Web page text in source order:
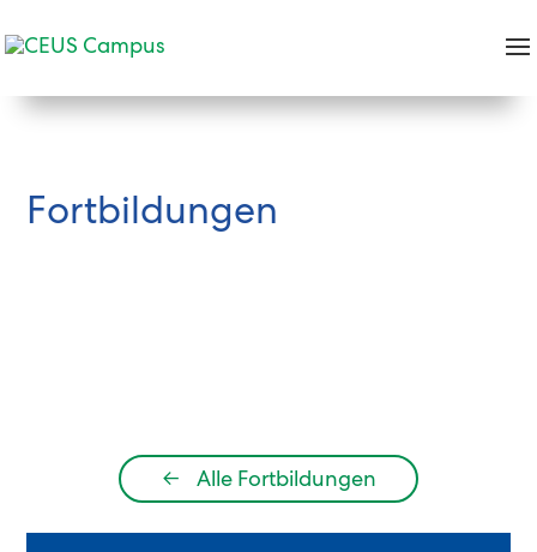
Fortbildungen
← Alle Fortbildungen